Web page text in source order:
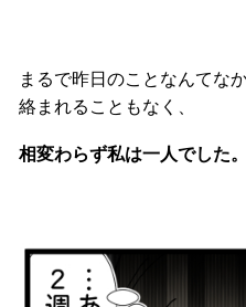
まるで昨日のことなんてな
絡まれることもなく、
相変わらず私は一人でした。